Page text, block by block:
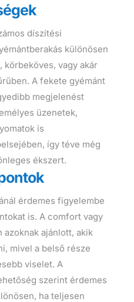
díszítési
különösen
vagy akár
A fekete gyémánt
megjelenést
üzenetek,
is
így téve még
ékszert.
érdemes figyelembe
is. A comfort vagy
ajánlott, akik
mivel a belső része
viselet. A
szerint érdemes
ha teljesen